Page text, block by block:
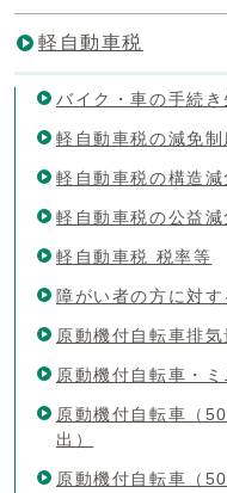
軽自動車税
バイク・車の手続き
軽自動車税の減免制
軽自動車税の構造減
軽自動車税の公益減
軽自動車税 税率等
障がい者の方に対
原動機付自転車排
原動機付自転車・
原動機付自転車（
出）
原動機付自転車（